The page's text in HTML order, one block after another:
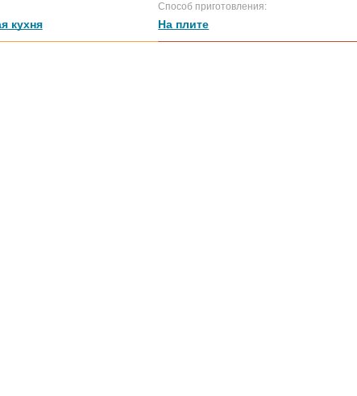
кухня
Способ приготовления:
На плите